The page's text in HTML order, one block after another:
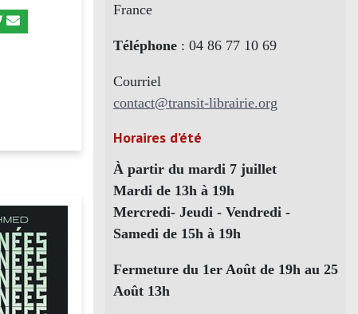
France
Téléphone: 04 86 77 10 69
Courriel
contact@transit-librairie.org
Horaires d’été
À partir du mardi 7 juillet
Mardi de 13h à 19h
Mercredi- Jeudi - Vendredi -
Samedi de 15h à 19h
Fermeture du 1er Août de 19h au 25
Août 13h